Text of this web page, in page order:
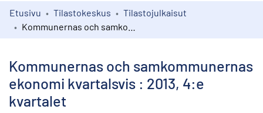
Kokoelmat
Etusivu Tilastokeskus
Tilastojulkaisut
Kommunernas och samkommunernas
ekonomi kvartalsvis : 2013, 4:e
kvartalet